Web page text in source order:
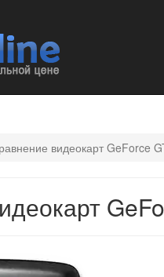
видеокарт GeForce